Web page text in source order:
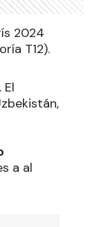
2024
T12).
. El
a al